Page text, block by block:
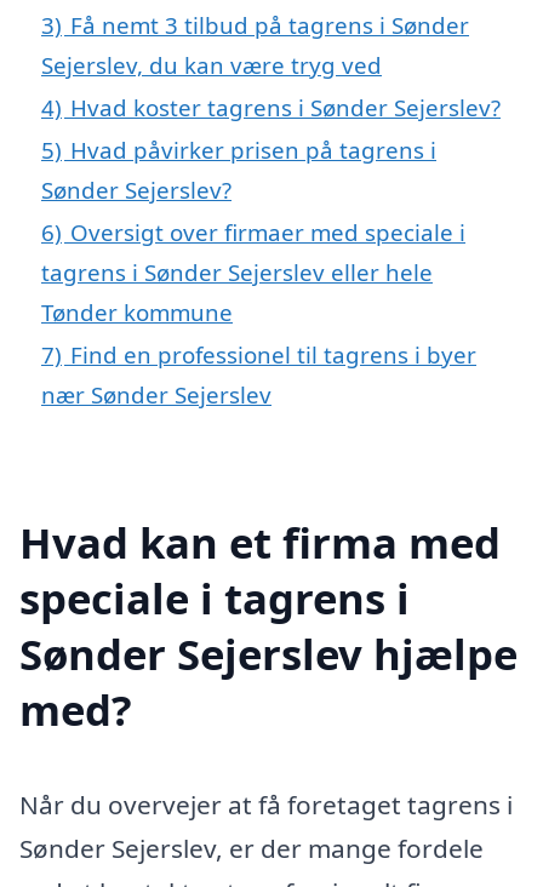
3) Få nemt 3 tilbud på tagrens i Sønder
Sejerslev, du kan være tryg ved
4) Hvad koster tagrens i Sønder Sejerslev?
5) Hvad påvirker prisen på tagrens i
Sønder Sejerslev?
6) Oversigt over firmaer med speciale i
tagrens i Sønder Sejerslev eller hele
Tønder kommune
7) Find en professionel til tagrens i byer
nær Sønder Sejerslev
Hvad kan et firma med
speciale i tagrens i
Sønder Sejerslev hjælpe
med?
Når du overvejer at få foretaget tagrens i
Sønder Sejerslev, er der mange fordele